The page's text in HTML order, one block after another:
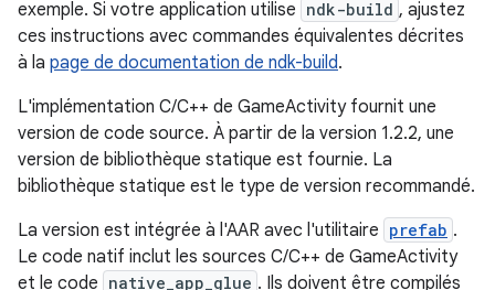
exemple. Si votre application utilise ndk-build , ajustez
ces instructions avec commandes équivalentes décrites
à la page de documentation de ndk-build.
L'implémentation C/C++ de GameActivity fournit une
version de code source. À partir de la version 1.2.2, une
version de bibliothèque statique est fournie. La
bibliothèque statique est le type de version recommandé.
La version est intégrée à l'AAR avec l'utilitaire prefab .
Le code natif inclut les sources C/C++ de GameActivity
et le code native_app_glue . Ils doivent être compilés